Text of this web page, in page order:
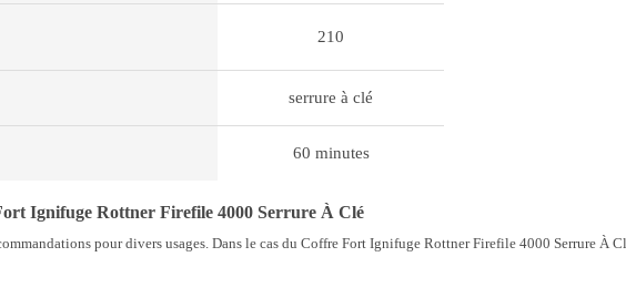
210
serrure à clé
60 minutes
Ignifuge Rottner Firefile 4000 Serrure À Clé
pour divers usages. Dans le cas du Coffre Fort Ignifuge Rottner Firefile 4000 Serrure À